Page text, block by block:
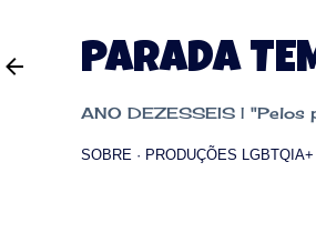
PARADA
ANO DEZESSEIS | "Pelos
SOBRE PRODUÇÕES LGBTQIA+